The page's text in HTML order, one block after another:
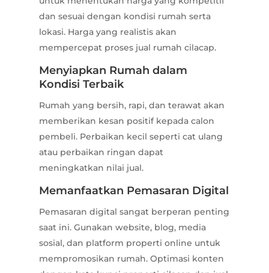
dan sesuai dengan kondisi rumah serta
lokasi. Harga yang realistis akan
mempercepat proses jual rumah cilacap.
Menyiapkan Rumah dalam
Kondisi Terbaik
Rumah yang bersih, rapi, dan terawat akan
memberikan kesan positif kepada calon
pembeli. Perbaikan kecil seperti cat ulang
atau perbaikan ringan dapat
meningkatkan nilai jual.
Memanfaatkan Pemasaran Digital
Pemasaran digital sangat berperan penting
saat ini. Gunakan website, blog, media
sosial, dan platform properti online untuk
mempromosikan rumah. Optimasi konten